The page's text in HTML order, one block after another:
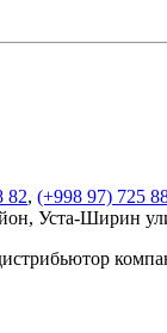
82, (+998 97) 725
Уста-Ширин